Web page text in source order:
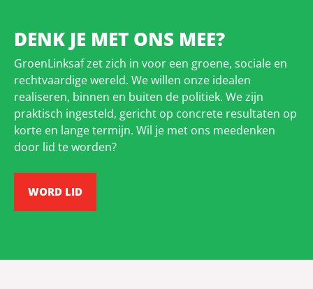
DENK JE MET ONS MEE?
GroenLinksaf zet zich in voor een groene, sociale en
rechtvaardige wereld. We willen onze idealen
realiseren, binnen en buiten de politiek. We zijn
praktisch ingesteld, gericht op concrete resultaten op
korte en lange termijn. Wil je met ons meedenken
door lid te worden?
WORD LID